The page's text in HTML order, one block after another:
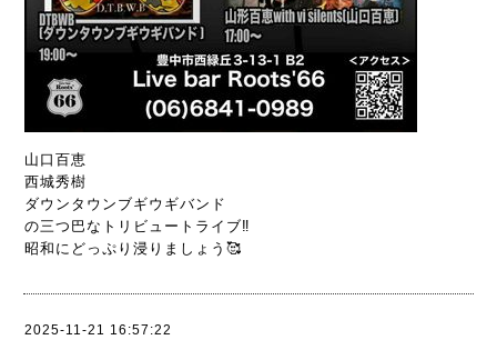
山口百恵
西城秀樹
ダウンタウンブギウギバンド
の三つ巴なトリビュートライブ‼️
昭和にどっぷり浸りましょう🥰
2025-11-21 16:57:22